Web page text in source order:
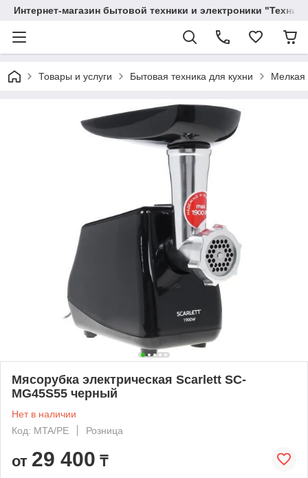
Интернет-магазин бытовой техники и электроники
Товары и услуги Бытовая техника для кухни Мелкая
Мясорубка электрическая Scarlett SC-
MG45S55 черный
Нет в наличии
Код: MTA/PE
Розница
от 29 400 ₸